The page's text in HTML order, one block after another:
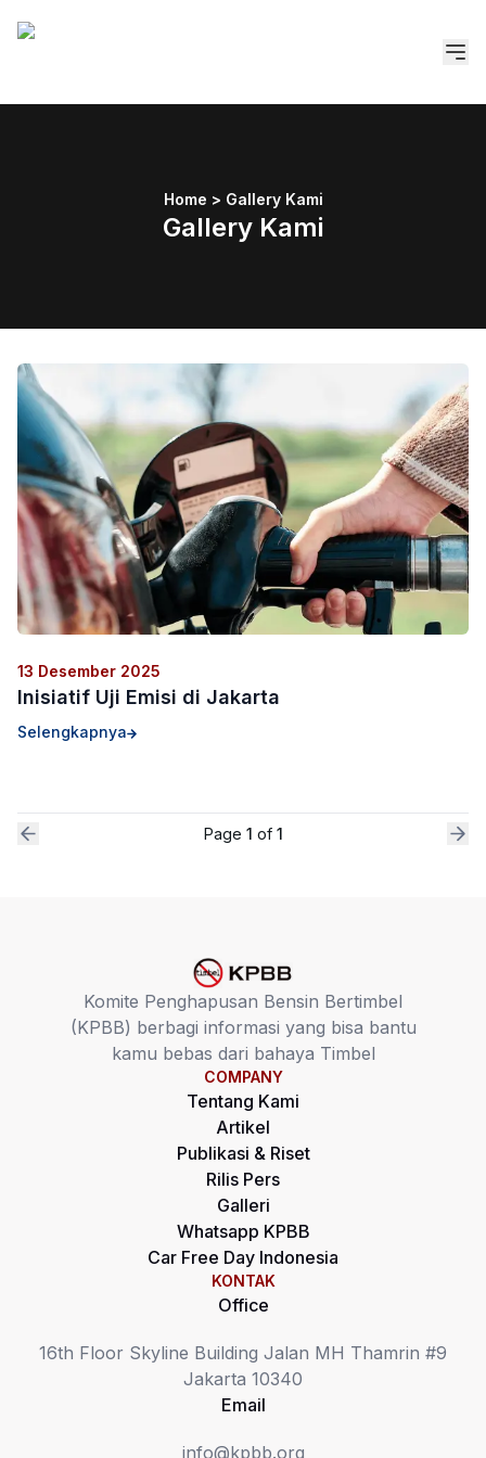
Home > Gallery Kami
Gallery Kami
13 Desember 2025
Inisiatif Uji Emisi di Jakarta
Selengkapnya
Page 1 of 1
Komite Penghapusan Bensin Bertimbel
(KPBB) berbagi informasi yang bisa bantu
kamu bebas dari bahaya Timbel
COMPANY
Tentang Kami
Artikel
Publikasi & Riset
Rilis Pers
Galleri
Whatsapp KPBB
Car Free Day Indonesia
KONTAK
Office
16th Floor Skyline Building Jalan MH Thamrin #9
Jakarta 10340
Email
info@kpbb.org